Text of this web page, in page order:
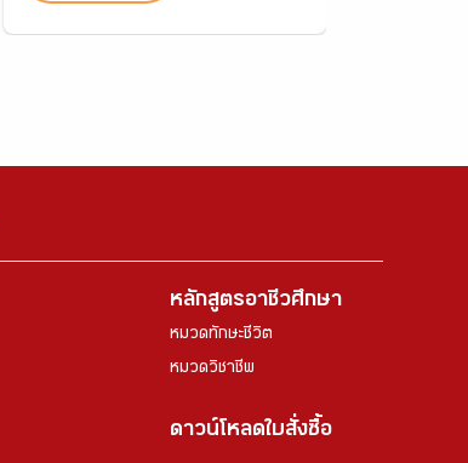
หลักสูตรอาชีวศึกษา
หมวดทักษะชีวิต
หมวดวิชาชีพ
ดาวน์โหลดใบสั่งซื้อ